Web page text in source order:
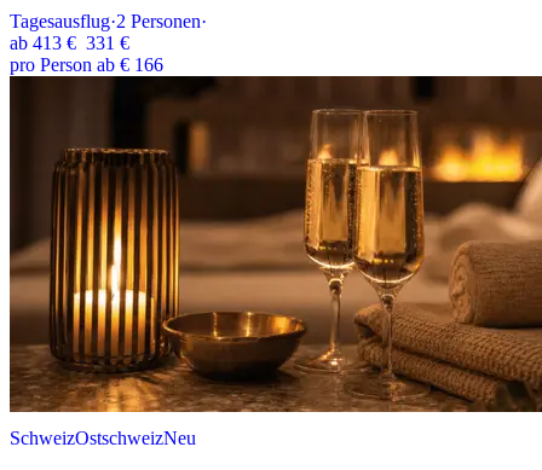
Tagesausflug·2 Personen·
ab 413 € 331 €
pro Person ab € 166
SchweizOstschweizNeu